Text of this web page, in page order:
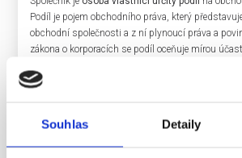
Souhlas Detaily
Podíl je pojem obchodního práva, který
obchodní společnosti a z ní plynoucí práva a
zákona o korporacích se podíl oceňuje mírou
nestanoví-li zákon jinak. Společník může s podílem
V případě, že společník je v akciové společnosti,
akcie, kterou vlastní jeden hlas, kterým může